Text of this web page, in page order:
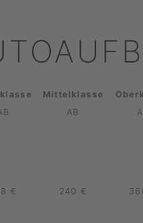
Mittelklasse
AB
€ 240 €